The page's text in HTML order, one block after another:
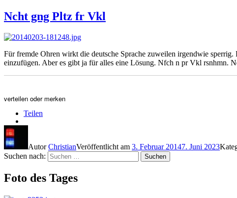
Ncht gng Pltz fr Vkl
Für fremde Ohren wirkt die deutsche Sprache zuweilen irgendwie
einzufügen. Aber es gibt ja für alles eine Lösung. Nfch n pr Vkl rsnhmn.
verteilen oder merken
Teilen
AutorChristianVeröffentlicht am 3. Februar 20147. Juni 2023
Suchen nach:
Suchen
Foto des Tages